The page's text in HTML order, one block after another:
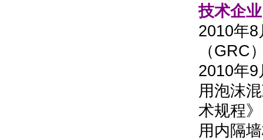
技术企业
2010年
（GRC
2010年
用泡沫
术规程
用内隔